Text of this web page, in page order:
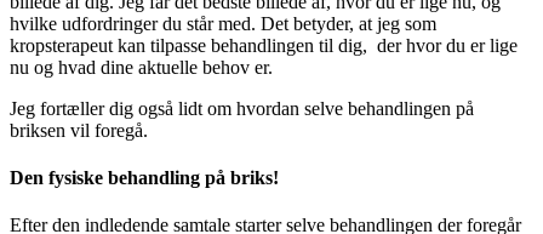
hvilke udfordringer du står med. Det betyder, at jeg som
kropsterapeut kan tilpasse behandlingen til dig, der hvor du er lige
nu og hvad dine aktuelle behov er.
Jeg fortæller dig også lidt om hvordan selve behandlingen på
briksen vil foregå.
Den fysiske behandling på briks!
Efter den indledende samtale starter selve behandlingen der foregår